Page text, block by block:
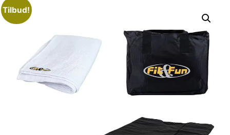
Tilbud!